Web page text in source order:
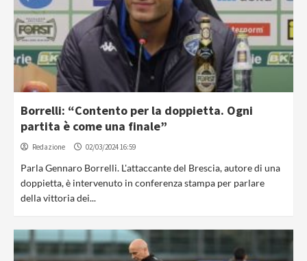
Borrelli: “Contento per la doppietta. Ogni
partita è come una finale”
Redazione 02/03/2024 16:59
Parla Gennaro Borrelli. L'attaccante del Brescia, autore di una
doppietta, è intervenuto in conferenza stampa per parlare
della vittoria dei...